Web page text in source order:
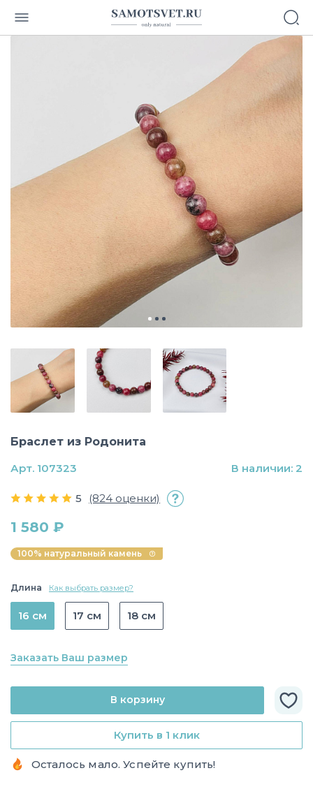
Браслет из Родонита
5 (824 оценки)
1 580 ₽
100% натуральный камень
Длина Как выбрать размер?
16 см 17 см 18 см
Заказать Ваш размер
Купить в 1 клик
В корзину
Осталось мало. Успейте купить!
Арт. 107323 В наличии: 2